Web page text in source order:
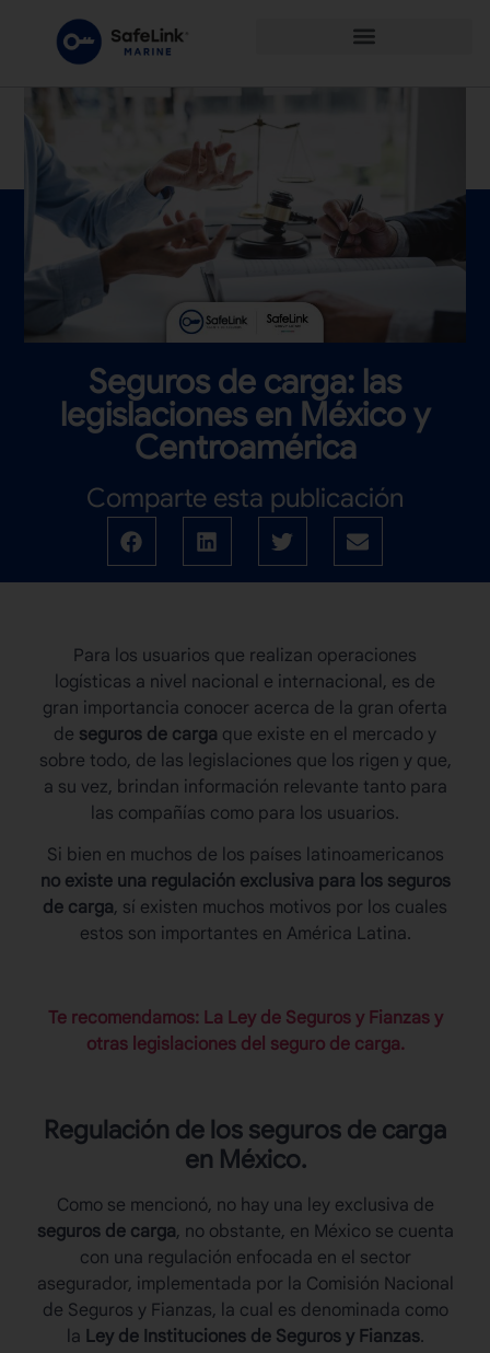
Seguros de carga: las
legislaciones en México y
Centroamérica
Comparte esta publicación
Para los usuarios que realizan operaciones
logísticas a nivel nacional e internacional, es de
gran importancia conocer acerca de la gran oferta
de seguros de carga que existe en el mercado y
sobre todo, de las legislaciones que los rigen y que,
a su vez, brindan información relevante tanto para
las compañías como para los usuarios.
Si bien en muchos de los países latinoamericanos
no existe una regulación exclusiva para los seguros
de carga, sí existen muchos motivos por los cuales
estos son importantes en América Latina.
Te recomendamos: La Ley de Seguros y Fianzas y
otras legislaciones del seguro de carga.
Regulación de los seguros de carga
en México.
Como se mencionó, no hay una ley exclusiva de
seguros de carga, no obstante, en México se cuenta
con una regulación enfocada en el sector
asegurador, implementada por la Comisión Nacional
de Seguros y Fianzas, la cual es denominada como
la Ley de Instituciones de Seguros y Fianzas.